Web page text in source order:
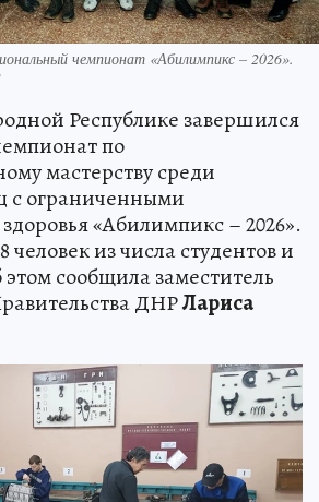
чемпионат «Абилимпикс – 2026».
Республике завершился
по
мастерству среди
с ограниченными
«Абилимпикс – 2026».
из числа студентов и
сообщила заместитель
ДНРЛариса